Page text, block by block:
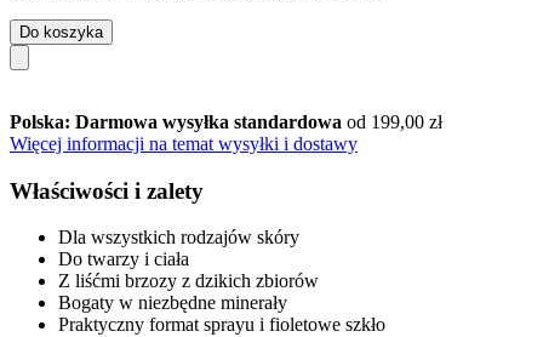
Do koszyka
Polska: Darmowa wysyłka standardowa od 199,00 zł
Więcej informacji na temat wysyłki i dostawy
Właściwości i zalety
Dla wszystkich rodzajów skóry
Do twarzy i ciała
Z liśćmi brzozy z dzikich zbiorów
Bogaty w niezbędne minerały
Praktyczny format sprayu i fioletowe szkło